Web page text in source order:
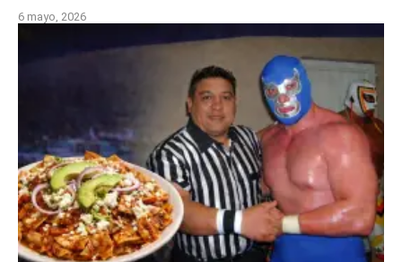
6 mayo, 2026